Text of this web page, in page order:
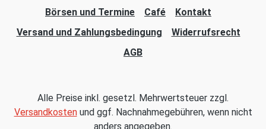
Börsen und Termine Café
Kontakt
Versand und Zahlungsbedingung
Widerrufsrecht
AGB
Alle Preise inkl. gesetzl. Mehrwertsteuer zzgl.
Versandkostenund ggf. Nachnahmegebühren, wenn nicht
anders angegeben.